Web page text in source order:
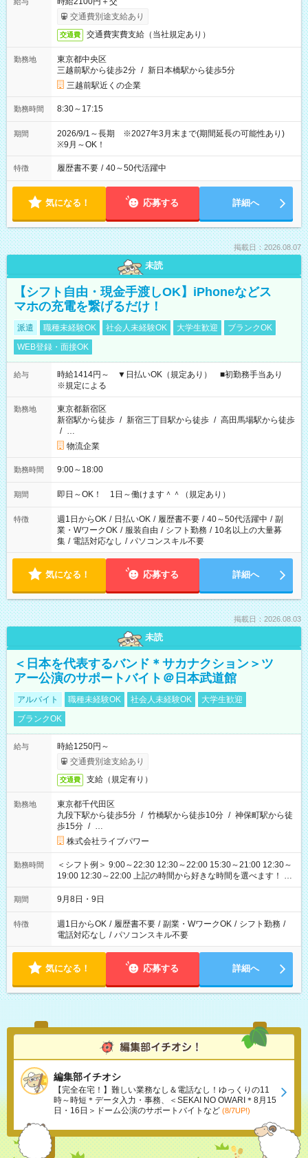
交通費別途支給あり
交通費 交通費実費支給（当社規定あり）
勤務地
東京都中央区
三越前駅から徒歩2分 / 新日本橋駅から徒歩5分
三越前駅近くの企業
勤務時間 8:30～17:15
期間
2026/9/1～長期 ※2027年3月末まで(期間延長の可能性あり)
※9月～OK！
特徴 履歴書不要 / 40～50代活躍中
気になる！ 応募する 詳細へ
掲載日：2026.08.07
未読
【シフト自由・現金手渡しOK】iPhoneなどス
マホの充電を繋げるだけ！
派遣 職種未経験OK 社会人未経験OK 大学生歓迎
ブランクOK
WEB登録・面接OK
給与
時給1414円～ ▼日払いOK（規定あり） ■初勤務手当あり
※規定による
勤務地
東京都新宿区
新宿駅から徒歩 / 新宿三丁目駅から徒歩 / 高田馬場駅から徒歩
/ …
物流企業
勤務時間 9:00～18:00
期間 即日～OK！ 1日～働けます＾＾（規定あり）
特徴 週1日からOK / 日払いOK / 履歴書不要 / 40～50代活躍中 / 副
業・WワークOK / 服装自由 / シフト勤務 / 10名以上の大量募
集 / 電話対応なし / パソコンスキル不要
気になる！ 応募する 詳細へ
掲載日：2026.08.03
未読
＜日本を代表するバンド＊サカナクション＞ツ
アー公演のサポートバイト＠日本武道館
アルバイト 職種未経験OK 社会人未経験OK
大学生歓迎
ブランクOK
給与
時給1250円～
交通費別途支給あり
交通費 支給（規定有り）
勤務地
東京都千代田区
九段下駅から徒歩5分 / 竹橋駅から徒歩10分 / 神保町駅から徒
歩15分 / …
株式会社ライブパワー
勤務時間
＜シフト例＞ 9:00～22:30 12:30～22:00 15:30～21:00 12:30～
19:00 12:30～22:00 上記の時間から好きな時間を選べます！ ※
時間は変更となる可能性があります
期間 9月8日・9日
特徴 週1日からOK / 履歴書不要 / 副業・WワークOK / シフト勤務 /
電話対応なし / パソコンスキル不要
気になる！ 応募する 詳細へ
編集部イチオシ
【完全在宅！】難しい業務なし＆電話なし！ゆっくりの11
時～時短＊データ入力・事務、＜SEKAI NO OWARI＊8月15
日・16日＞ドーム公演のサポートバイトなど (8/7UP!)